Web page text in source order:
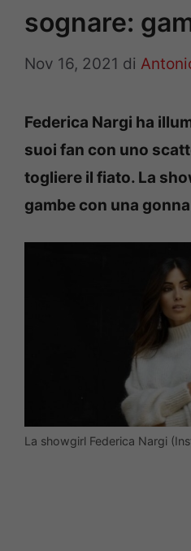
sognare:
Nov 16, 2021 di
Federica Nargi ha
suoi fan con uno
togliere il fiato. La
gambe con una
La showgirl Federica Nargi